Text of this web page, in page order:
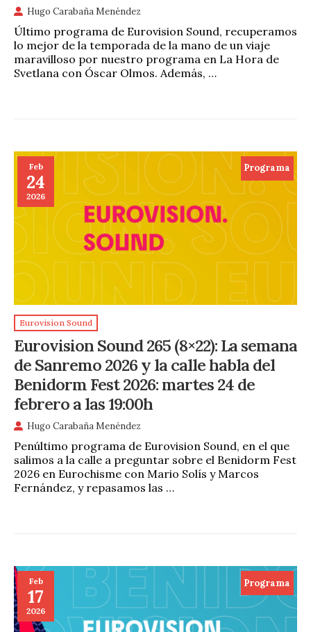
Hugo Carabaña Menéndez
Último programa de Eurovision Sound, recuperamos
lo mejor de la temporada de la mano de un viaje
maravilloso por nuestro programa en La Hora de
Svetlana con Óscar Olmos. Además, …
Feb
24
2026
Programa
Eurovision Sound
Eurovision Sound 265 (8×22): La semana
de Sanremo 2026 y la calle habla del
Benidorm Fest 2026: martes 24 de
febrero a las 19:00h
Hugo Carabaña Menéndez
Penúltimo programa de Eurovision Sound, en el que
salimos a la calle a preguntar sobre el Benidorm Fest
2026 en Eurochisme con Mario Solís y Marcos
Fernández, y repasamos las …
Feb
17
2026
Programa